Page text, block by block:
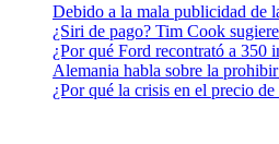
Debido a la mala publicidad de
¿Siri de pago? Tim Cook
¿Por qué Ford recontrató a 350
Alemania habla sobre la
¿Por qué la crisis en el precio